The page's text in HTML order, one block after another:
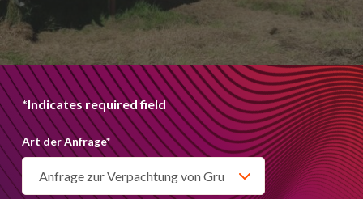
*Indicates required field
Art der Anfrage*